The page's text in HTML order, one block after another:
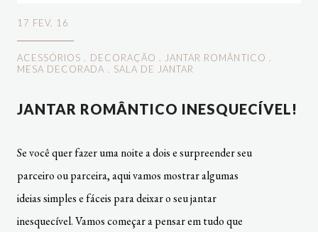
17 FEV. 16
ACESSÓRIOS DECORAÇÃO JANTAR ROMÂNTICO
MESA DECORADA
SALA DE JANTAR
JANTAR ROMÂNTICO INESQUECÍVEL!
Se você quer fazer uma noite a dois e surpreender seu
parceiro ou parceira, aqui vamos mostrar algumas
ideias simples e fáceis para deixar o seu jantar
inesquecível. Vamos começar a pensar em tudo que